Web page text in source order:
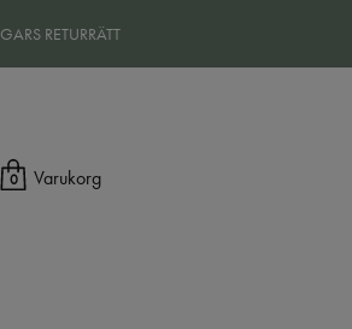
RETURRÄTT
0 Varukorg